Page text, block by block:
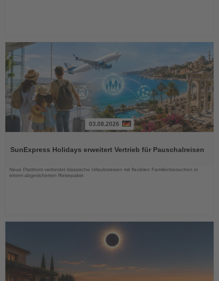
die
03.08.2026
SunExpress Holidays erweitert Vertrieb für Pauschalreisen
Neue Plattform verbindet klassische Urlaubsreisen mit flexiblen Familienbesuchen in
einem abgesicherten Reisepaket